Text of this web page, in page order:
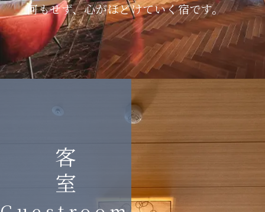
何もせず、心がほどけていく宿です。
客室